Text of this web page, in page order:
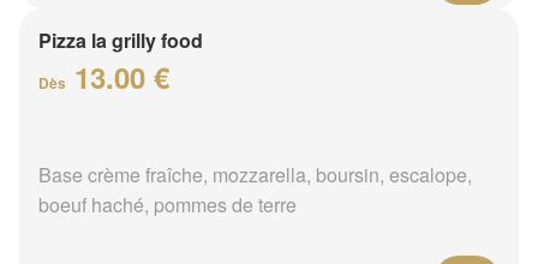
Pizza la grilly food
Dès 13.00 €
Base crème fraîche, mozzarella, boursin, escalope,
boeuf haché, pommes de terre